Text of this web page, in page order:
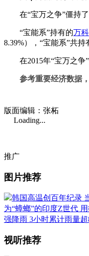
在“宝万之争”僵持了
“宝能系”持有的万科
8.39%），“宝能系”共
在2015年“宝万之争”
参考重要经济数据
版面编辑：张柘
Loading...
推广
图片推荐
韩国高温创百年纪录
为“蟑螂”的印度Z世代
强降雨 3小时累计雨量
视听推荐